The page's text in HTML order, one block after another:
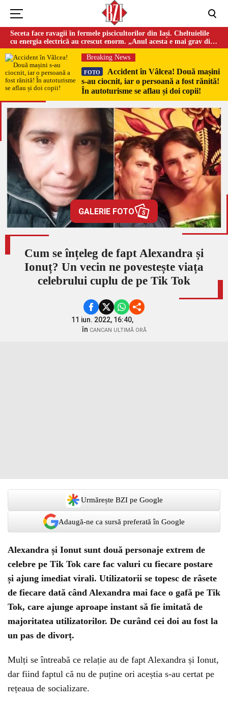
Seceta face ravagii în fermele piscicultorilor din Iași. Cheltuielile
cu energia electrică au crescut enorm. „Anul acesta e mai grav din
cauza temperaturilor foarte mari”
Breaking News
FOTO
Accident în Vâlcea! Două mașini
s-au ciocnit, iar o persoană a fost rănită!
În autoturisme se aflau și doi copii!
GALERIE FOTO 5
Cum se înțeleg de fapt Alexandra și
Ionuț? Un vecin ne povestește viața
celebrului cuplu de pe Tik Tok
11 iun. 2022, 16:40,
în CANCAN ULTIMĂ ORĂ
Urmărește BZI pe Google
Adaugă-ne ca sursă preferată în Google
Alexandra și Ionut sunt două personaje extrem de
celebre pe Tik Tok care fac valuri cu fiecare postare
și ajung imediat virali. Utilizatorii se topesc de râsete
de fiecare dată când Alexandra mai face o gafă pe Tik
Tok, care ajunge aproape instant să fie imitată de
majoritatea utilizatorilor. De curând cei doi au fost la
un pas de divorț.
Mulți se întreabă ce relație au de fapt Alexandra și Ionut,
dar fiind faptul că nu de puține ori aceștia s-au certat pe
rețeaua de socializare.